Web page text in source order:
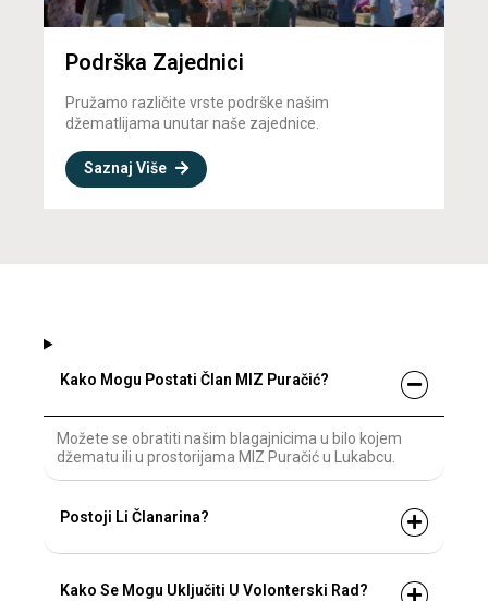
Podrška Zajednici
Pružamo različite vrste podrške našim
džematlijama unutar naše zajednice.
Saznaj Više
Kako Mogu Postati Član MIZ Puračić?
Možete se obratiti našim blagajnicima u bilo kojem
džematu ili u prostorijama MIZ Puračić u Lukabcu.
Postoji Li Članarina?
Kako Se Mogu Uključiti U Volonterski Rad?